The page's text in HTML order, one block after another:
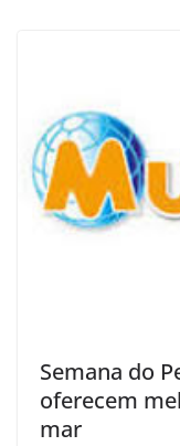
Semana do
oferecem
mar